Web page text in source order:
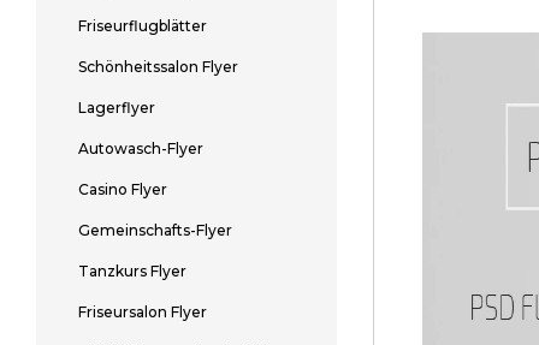
Friseurflugblätter
Schönheitssalon Flyer
Lagerflyer
Autowasch-Flyer
Casino Flyer
Gemeinschafts-Flyer
Tanzkurs Flyer
Friseursalon Flyer